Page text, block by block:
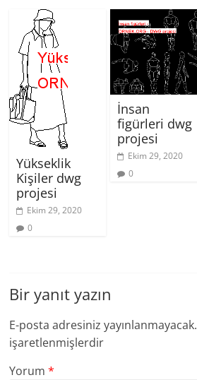
Yükseklik
Kişiler dwg
projesi
Ekim 29, 2020
0
İnsan
figürleri dwg
projesi
Ekim 29, 2020
0
Bir yanıt yazın
E-posta adresiniz yayınlanmayacak.
işaretlenmişlerdir
Yorum*